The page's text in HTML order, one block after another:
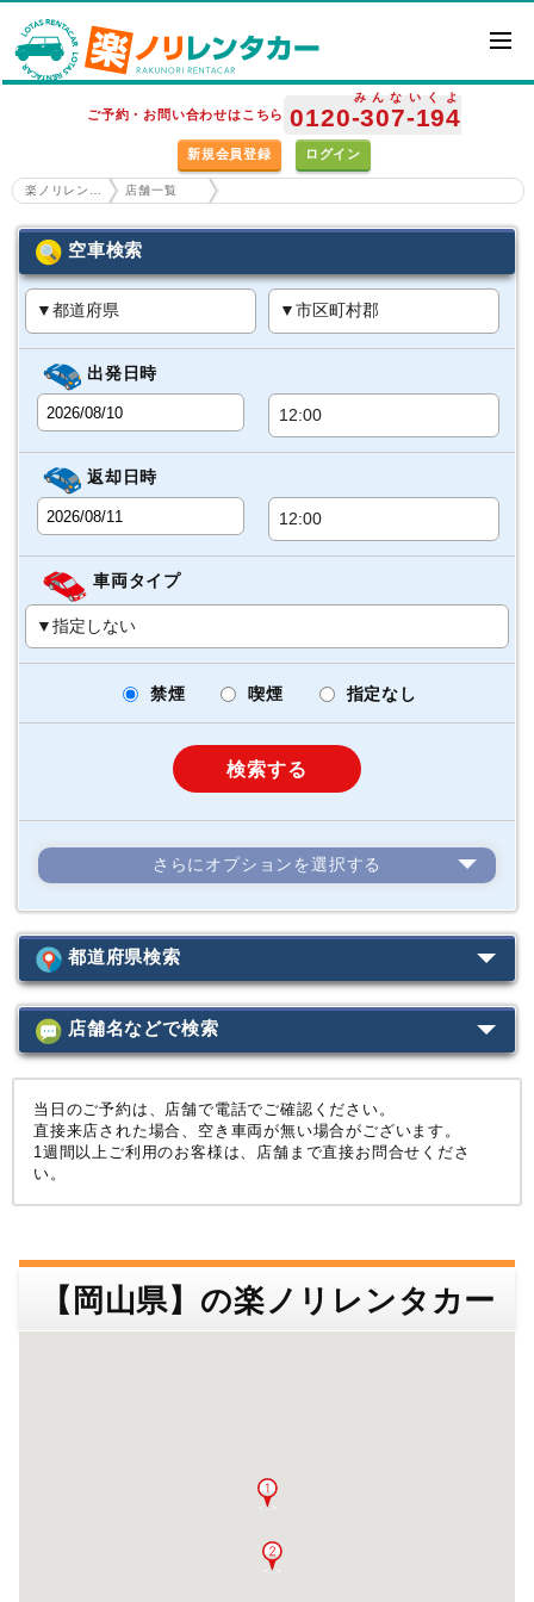
ご予約・お問い合わせはこちら 0120-307
みんな
-194
いくよ
新規会員登録 ログイン
楽ノリレンタカー ホーム 店舗一覧
空車検索
出発日時
返却日時
車両タイプ
禁煙 喫煙 指定なし
検索する
さらにオプションを選択する
4WD
スタッドレス
カーナビ（店舗にて装着）
ジュニアシート
チャイルドシート
台
検索する
都道府県検索
北陸
甲信越
関東
中部
近畿
中国
沖縄
店舗名などで検索
店舗名･駅名･空港名などで検索できます。
店舗名・住所 空港名・駅名など
検索する
当日のご予約は、店舗で電話でご確認ください。
直接来店された場合、空き車両が無い場合がございます。
1週間以上ご利用のお客様は、店舗まで直接お問合せくださ
い。
【岡山県】の楽ノリレンタカー